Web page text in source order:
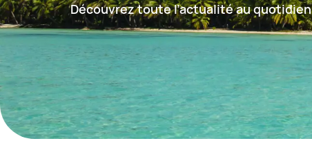
Découvrez toute l’actualité au quotidien